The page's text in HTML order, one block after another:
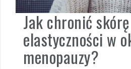
Jak chronić
elastyczności w
menopauzy?